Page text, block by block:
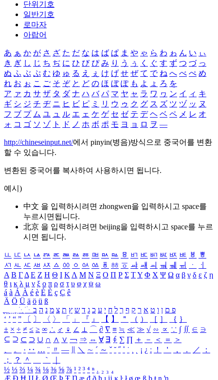
단위기호
일반기호
로마자
아랍어
あ ぁ か が さ ざ た だ な は ば ぱ ま や ゃ ら わ ゎ ん い ぃ
き ぎ し じ ち ぢ に ひ び ぴ み り う ぅ く ぐ す ず つ づ っ
ぬ ふ ぶ ぷ む ゆ ゅ る え ぇ け げ せ ぜ て で ね へ べ ぺ め
れ お ぉ こ ご そ ぞ と ど の ほ ぼ ぽ も よ ょ ろ を
ア ァ カ サ ザ タ ダ ナ ハ バ パ マ ヤ ャ ラ ワ ヮ ン イ ィ キ
ギ シ ジ チ ヂ ニ ヒ ビ ピ ミ リ ウ ゥ ク グ ス ズ ツ ヅ ッ ヌ
フ ブ プ ム ユ ュ ル エ ェ ケ ゲ セ ゼ テ デ ヘ ベ ペ メ レ オ
ォ コ ゴ ソ ゾ ト ド ノ ホ ボ ポ モ ヨ ョ ロ ヲ ―
http://chineseinput.net/에서 pinyin(병음)방식으로 중국어를 변환
할 수 있습니다.
변환된 중국어를 복사하여 사용하시면 됩니다.
예시)
中文 을 입력하시려면 zhongwen을 입력하시고 space를
누르시면됩니다.
北京 을 입력하시려면 beijing을 입력하시고 space를 누르
시면 됩니다.
ㅥ ㅦ ㅧ ㅨ ㅩ ㅪ ㅫ ㅬ ㅭ ㅮ ㅯ ㅰ ㅱ ㅲ ㅳ ㅴ ㅵ ㅶ ㅷ ㅸ
ㅹ
ㅺ ㅻ ㅼ ㅽ ㅾ ㅿ ㆀ ㆁ ㆂ ㆃ ㆄ ㆅ ㆆ ㆇ ㆈ ㆉ ㆊ ㆋ ㆌ ㆍ
ㆎ
Α Β ΓΔ Ε Ζ Η Θ Ι ΚΛ Μ Ν Ξ Ο Π Ρ Σ ΤΥ Φ Χ Ψ Ω α β γ δ ε ζ η
θ ι κ λ μ ν ξ ο π ρ σ τ υ φ χ ψ ω
á à Á À é è É È ç Ç ê
Ä Ö Ü ä ö ü ß
ִֶֹ ֻּ ׁׂ פ ם ן ו ט א ר ק ף ך ל ח י ע כ ג ד ש ץ ת צ מ נ ה ב
‘ ’ “ ” 〔 〕 〈 〉 「 」 『 』 【 】 ＂ （ ） ［ ］ ｛ ｝
± × ÷ ≠ ≤ ≥ ∞ ∴ ♂ ♀ ∠ ⊥ ⌒ ∂ ∇ ≡ ≒ ≪ ≫ √ ∽ ∝ ∵ ∫ ∬ ∈ ∋
⊆ ⊇ ⊂ ⊃ ∪ ∩ ∧ ∨ ￢ ⇒ ⇔ ∀ ∃ ∮ ∑ ∏ ＋ － ＜ ＝
＞
、
。 · ‥ … ¨ 〃 ― ＼ ∼ ´ ～ ˇ ˘ ˝ ˚ ˙ ¸ ¡ ¿ ː ！ ＇ ， ． ／
：
；
？ ＾ ｀
½ ⅓ ⅔ ¼ ¾ ⅛ ⅜ ⅝ ⅞ ¹ ² ³ ⁴ ⁿ ₁ ₂ ₃ ₄